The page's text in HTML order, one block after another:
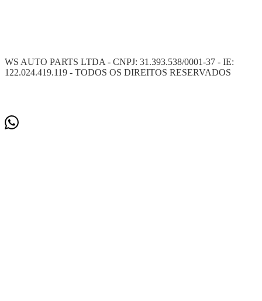
WS AUTO PARTS LTDA - CNPJ: 31.393.538/0001-37 - IE:
122.024.419.119 - TODOS OS DIREITOS RESERVADOS